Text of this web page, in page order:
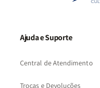
Ajuda e Suporte
Central de Atendimento
Trocas e Devoluções